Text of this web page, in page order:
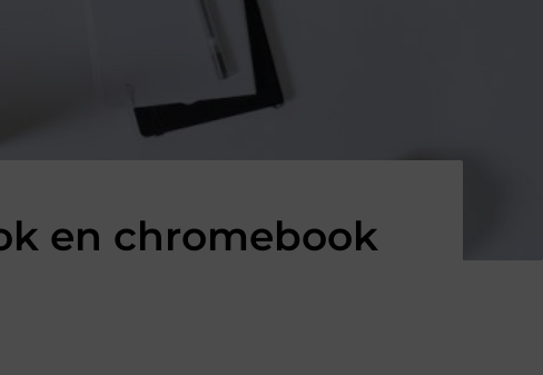
en chromebook